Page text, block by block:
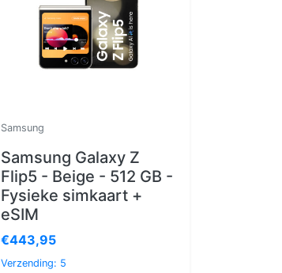
Samsung
Samsung Galaxy Z
Flip5 - Beige - 512 GB -
Fysieke simkaart +
eSIM
€443,95
Verzending: 5